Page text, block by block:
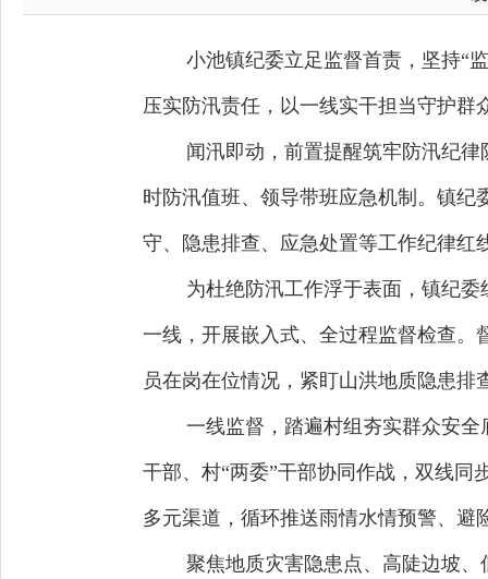
小池镇纪委立足监督首责，坚持“
压实防汛责任，以一线实干担当守护
闻汛即动，前置提醒筑牢防汛纪
时防汛值班、领导带班应急机制。镇
守、隐患排查、应急处置等工作纪律红
为杜绝防汛工作浮于表面，镇纪
一线，开展嵌入式、全过程监督检查。
员在岗在位情况，紧盯山洪地质隐患
一线监督，踏遍村组夯实群众安全
干部、村“两委”干部协同作战，双线同
多元渠道，循环推送雨情水情预警、
聚焦地质灾害隐患点、高陡边坡